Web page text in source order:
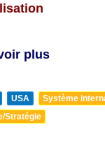
plus
USA
Système
Stratégie